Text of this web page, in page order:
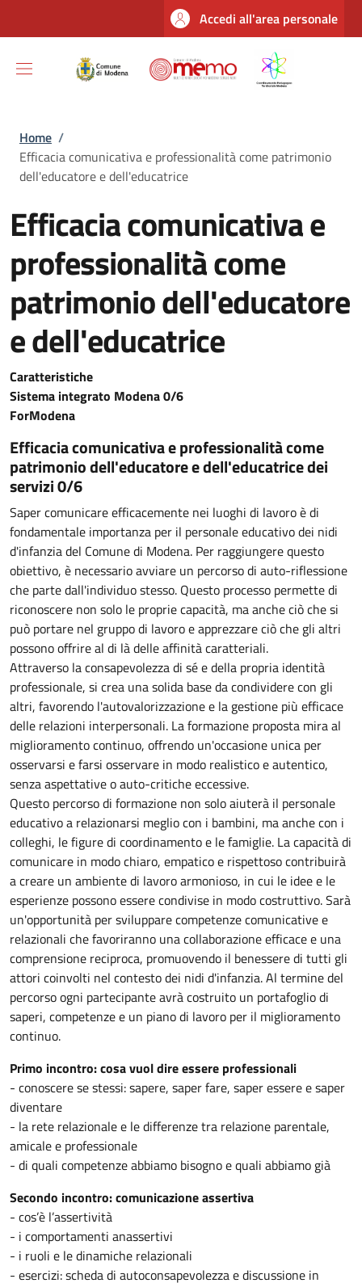
Accedi all'area personale
Briciole di pane
Home /
Efficacia comunicativa e professionalità come patrimonio
dell'educatore e dell'educatrice
Efficacia comunicativa e
professionalità come
patrimonio dell'educatore
e dell'educatrice
Caratteristiche
Sistema integrato Modena 0/6
ForModena
Efficacia comunicativa e professionalità come
patrimonio dell'educatore e dell'educatrice dei
servizi 0/6
Saper comunicare efficacemente nei luoghi di lavoro è di
fondamentale importanza per il personale educativo dei nidi
d'infanzia del Comune di Modena. Per raggiungere questo
obiettivo, è necessario avviare un percorso di auto-riflessione
che parte dall'individuo stesso. Questo processo permette di
riconoscere non solo le proprie capacità, ma anche ciò che si
può portare nel gruppo di lavoro e apprezzare ciò che gli altri
possono offrire al di là delle affinità caratteriali.
Attraverso la consapevolezza di sé e della propria identità
professionale, si crea una solida base da condividere con gli
altri, favorendo l'autovalorizzazione e la gestione più efficace
delle relazioni interpersonali. La formazione proposta mira al
miglioramento continuo, offrendo un'occasione unica per
osservarsi e farsi osservare in modo realistico e autentico,
senza aspettative o auto-critiche eccessive.
Questo percorso di formazione non solo aiuterà il personale
educativo a relazionarsi meglio con i bambini, ma anche con i
colleghi, le figure di coordinamento e le famiglie. La capacità di
comunicare in modo chiaro, empatico e rispettoso contribuirà
a creare un ambiente di lavoro armonioso, in cui le idee e le
esperienze possono essere condivise in modo costruttivo. Sarà
un'opportunità per sviluppare competenze comunicative e
relazionali che favoriranno una collaborazione efficace e una
comprensione reciproca, promuovendo il benessere di tutti gli
attori coinvolti nel contesto dei nidi d'infanzia. Al termine del
percorso ogni partecipante avrà costruito un portafoglio di
saperi, competenze e un piano di lavoro per il miglioramento
continuo.
Primo incontro: cosa vuol dire essere professionali
- conoscere se stessi: sapere, saper fare, saper essere e saper
diventare
- la rete relazionale e le differenze tra relazione parentale,
amicale e professionale
- di quali competenze abbiamo bisogno e quali abbiamo già
Secondo incontro: comunicazione assertiva
- cos’è l’assertività
- i comportamenti anassertivi
- i ruoli e le dinamiche relazionali
- esercizi: scheda di autoconsapevolezza e discussione in